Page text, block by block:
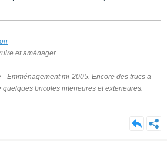
et aménager
Emménagement mi-2005. Encore des trucs a
bricoles interieures et exterieures.